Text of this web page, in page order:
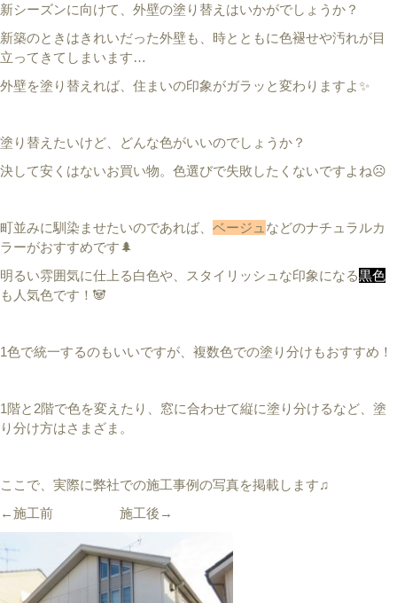
新シーズンに向けて、外壁の塗り替えはいかがでしょうか？
新築のときはきれいだった外壁も、時とともに色褪せや汚れが目
立ってきてしまいます…
外壁を塗り替えれば、住まいの印象がガラッと変わりますよ✨
塗り替えたいけど、どんな色がいいのでしょうか？
決して安くはないお買い物。色選びで失敗したくないですよね☹
町並みに馴染ませたいのであれば、 ベージュ などのナチュラルカ
ラーがおすすめです🌲
明るい雰囲気に仕上る白色や、スタイリッシュな印象になる黒色
も人気色です！🐼
1色で統一するのもいいですが、複数色での塗り分けもおすすめ！
1階と2階で色を変えたり、窓に合わせて縦に塗り分けるなど、塗
り分け方はさまざま。
ここで、実際に弊社での施工事例の写真を掲載します♫
←施工前 施工後→